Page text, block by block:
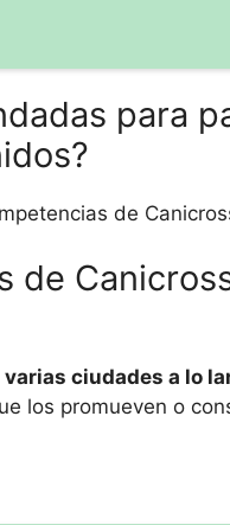
para
de
de
varias ciudades a lo
los promueven o